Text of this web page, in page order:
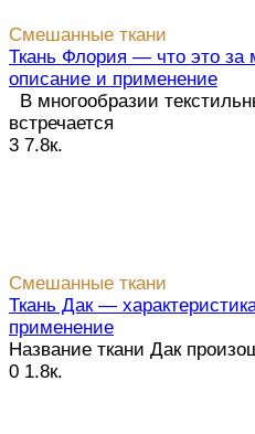
Смешанные ткани
Ткань Флория — что это за
описание и применение
В многообразии
встречается
3 7.8к.
Смешанные ткани
Ткань Дак —
применение
Название ткани Дак
0 1.8к.